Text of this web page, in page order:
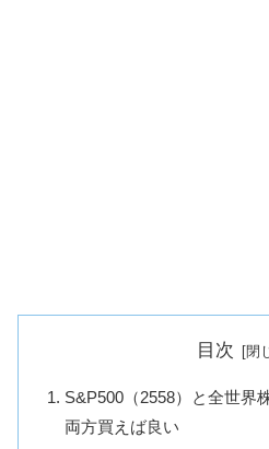
目次
S&P500（2558）と全世界
両方買えば良い